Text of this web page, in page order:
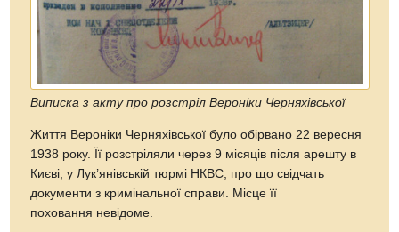
Виписка з акту про розстріл Вероніки Черняхівської
Життя Вероніки Черняхівської було обірвано 22 вересня
1938 року. Її розстріляли через 9 місяців після арешту в
Києві, у Лук’янівській тюрмі НКВС, про що свідчать
документи з кримінальної справи. Місце її
поховання невідоме.